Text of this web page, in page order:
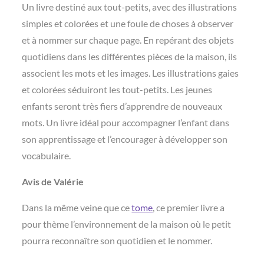
Un livre destiné aux tout-petits, avec des illustrations
simples et colorées et une foule de choses à observer
et à nommer sur chaque page. En repérant des objets
quotidiens dans les différentes pièces de la maison, ils
associent les mots et les images. Les illustrations gaies
et colorées séduiront les tout-petits. Les jeunes
enfants seront très fiers d’apprendre de nouveaux
mots. Un livre idéal pour accompagner l’enfant dans
son apprentissage et l’encourager à développer son
vocabulaire.
Avis de Valérie
Dans la même veine que cetome, ce premier livre a
pour thème l’environnement de la maison où le petit
pourra reconnaître son quotidien et le nommer.